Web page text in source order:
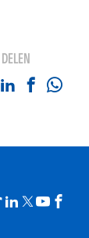
DELEN